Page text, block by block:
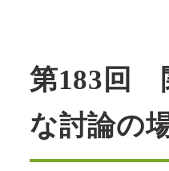
第183回
な討論の